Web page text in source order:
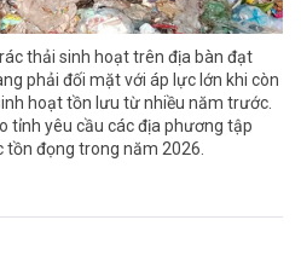
thải sinh hoạt trên địa bàn đạt
phải đối mặt với áp lực lớn khi còn
hoạt tồn lưu từ nhiều năm trước.
tỉnh yêu cầu các địa phương tập
đọng trong năm 2026.